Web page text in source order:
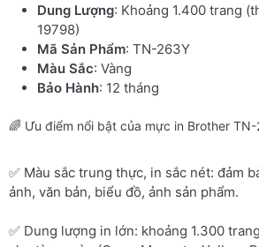
Dung Lượng: Khoảng 1.400 trang
19798)
Mã Sản Phẩm: TN-263Y
Màu Sắc: Vàng
Bảo Hành: 12 tháng
🌈 Ưu điểm nổi bật của mực in Brother
✅ Màu sắc trung thực, in sắc nét: đảm
ảnh, văn bản, biểu đồ, ảnh sản phẩm.
✅ Dung lượng in lớn: khoảng 1.300